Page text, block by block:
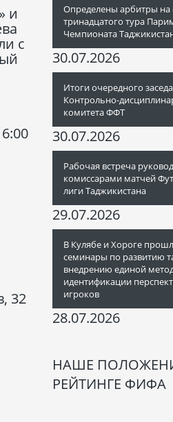
и
с
32
Определены арбитры на
тринадцатого тура
Чемпионата
30.07.2026
Итоги очередного
Контрольно-
комитета ФФТ
30.07.2026
Рабочая встреча
комиссарами матчей
лиги Таджикистана
29.07.2026
В Кулябе и Хороге
семинары по развитию
внедрению единой
идентификации
игроков
28.07.2026
НАШЕ
РЕЙТИНГЕ ФИФА